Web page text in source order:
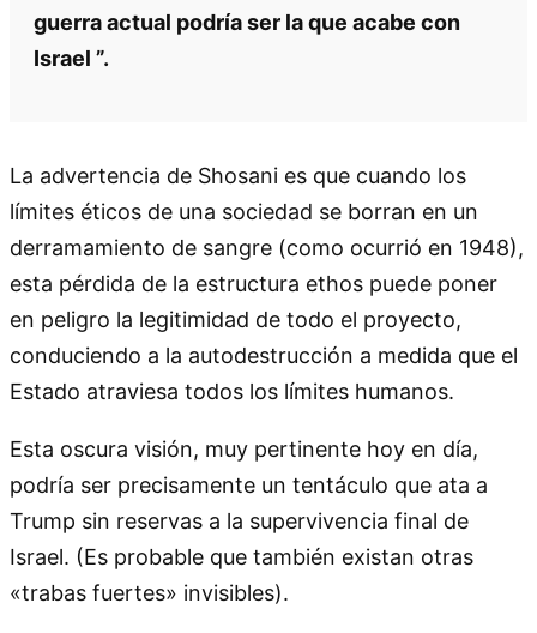
guerra actual podría ser la que acabe con
Israel ”.
La advertencia de Shosani es que cuando los
límites éticos de una sociedad se borran en un
derramamiento de sangre (como ocurrió en 1948),
esta pérdida de la estructura ethos puede poner
en peligro la legitimidad de todo el proyecto,
conduciendo a la autodestrucción a medida que el
Estado atraviesa todos los límites humanos.
Esta oscura visión, muy pertinente hoy en día,
podría ser precisamente un tentáculo que ata a
Trump sin reservas a la supervivencia final de
Israel. (Es probable que también existan otras
«trabas fuertes» invisibles).